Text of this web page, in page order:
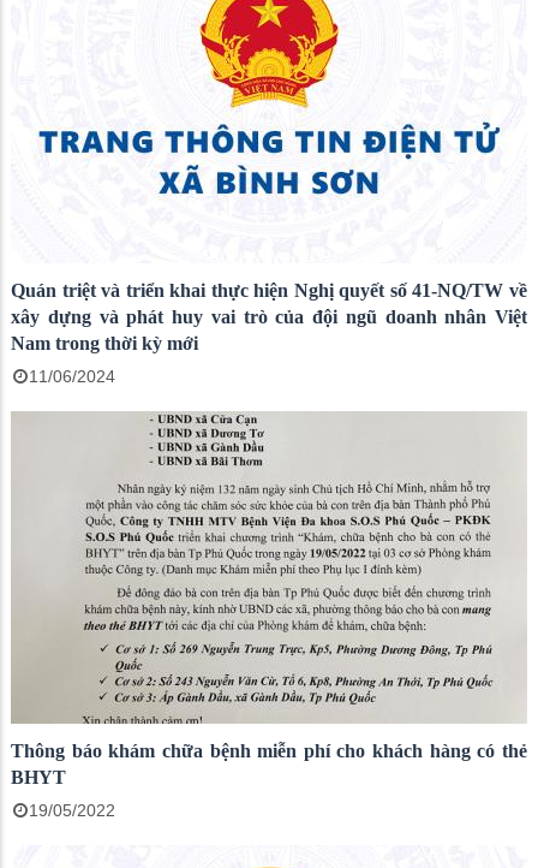
Quán triệt và triển khai thực hiện Nghị quyết số 41-NQ/TW về
xây dựng và phát huy vai trò của đội ngũ doanh nhân Việt
Nam trong thời kỳ mới
11/06/2024
Thông báo khám chữa bệnh miễn phí cho khách hàng có thẻ
BHYT
19/05/2022